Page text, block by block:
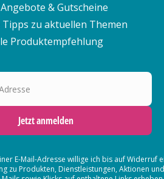
& Gutscheine
zu aktuellen Themen
Produktempfehlung
Jetzt anmelden
E-Mail-Adresse willige ich bis auf Widerruf
zu Produkten, Dienstleistungen, Aktionen